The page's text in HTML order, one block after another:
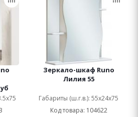
Зеркало-шкаф Runo
Лилия 55
Габариты (ш.г.в.): 55x24x75
Код товара: 104622